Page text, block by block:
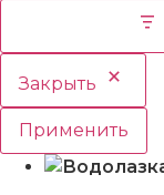
Закрыть
Применить